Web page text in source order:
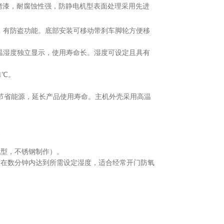
，耐腐蚀性强，防静电机型表面处理采用先进
防盗功能。底部安装可移动带刹车脚轮方便移
度独立显示，使用寿命长。湿度可设定且具有
。
能源，延长产品使用寿命。主机外壳采用高温
，不锈钢制作）。
数分钟内达到所需设定湿度，适合经常开门防氧